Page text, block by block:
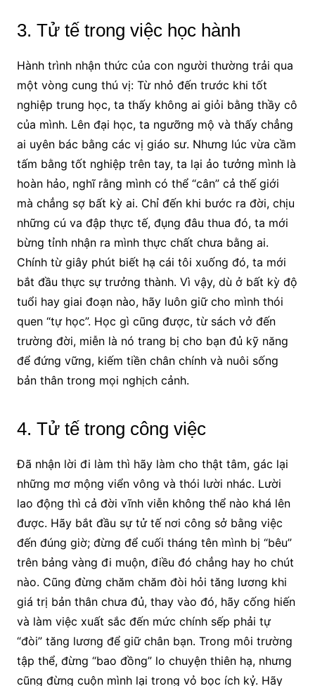
3. Tử tế trong việc học hành
Hành trình nhận thức của con người thường trải qua
một vòng cung thú vị: Từ nhỏ đến trước khi tốt
nghiệp trung học, ta thấy không ai giỏi bằng thầy cô
của mình. Lên đại học, ta ngưỡng mộ và thấy chẳng
ai uyên bác bằng các vị giáo sư. Nhưng lúc vừa cầm
tấm bằng tốt nghiệp trên tay, ta lại ảo tưởng mình là
hoàn hảo, nghĩ rằng mình có thể “cân” cả thế giới
mà chẳng sợ bất kỳ ai. Chỉ đến khi bước ra đời, chịu
những cú va đập thực tế, đụng đâu thua đó, ta mới
bừng tỉnh nhận ra mình thực chất chưa bằng ai.
Chính từ giây phút biết hạ cái tôi xuống đó, ta mới
bắt đầu thực sự trưởng thành. Vì vậy, dù ở bất kỳ độ
tuổi hay giai đoạn nào, hãy luôn giữ cho mình thói
quen “tự học”. Học gì cũng được, từ sách vở đến
trường đời, miễn là nó trang bị cho bạn đủ kỹ năng
để đứng vững, kiếm tiền chân chính và nuôi sống
bản thân trong mọi nghịch cảnh.
4. Tử tế trong công việc
Đã nhận lời đi làm thì hãy làm cho thật tâm, gác lại
những mơ mộng viển vông và thói lười nhác. Lười
lao động thì cả đời vĩnh viễn không thể nào khá lên
được. Hãy bắt đầu sự tử tế nơi công sở bằng việc
đến đúng giờ; đừng để cuối tháng tên mình bị “bêu”
trên bảng vàng đi muộn, điều đó chẳng hay ho chút
nào. Cũng đừng chăm chăm đòi hỏi tăng lương khi
giá trị bản thân chưa đủ, thay vào đó, hãy cống hiến
và làm việc xuất sắc đến mức chính sếp phải tự
“đòi” tăng lương để giữ chân bạn. Trong môi trường
tập thể, đừng “bao đồng” lo chuyện thiên hạ, nhưng
cũng đừng cuộn mình lại trong vỏ bọc ích kỷ. Hãy